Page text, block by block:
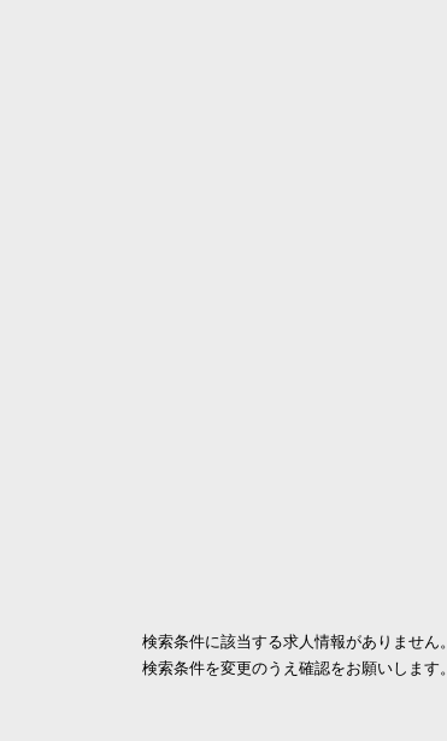
検索条件に該当する求人情報がありません。
検索条件を変更のうえ確認をお願いします。